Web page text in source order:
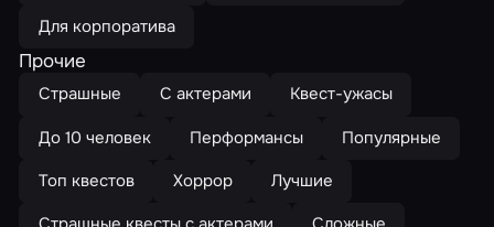
Для корпоратива
Прочие
Страшные С актерами
Квест-ужасы
До 10 человек
Перформансы
Популярные
Топ квестов
Хоррор
Лучшие